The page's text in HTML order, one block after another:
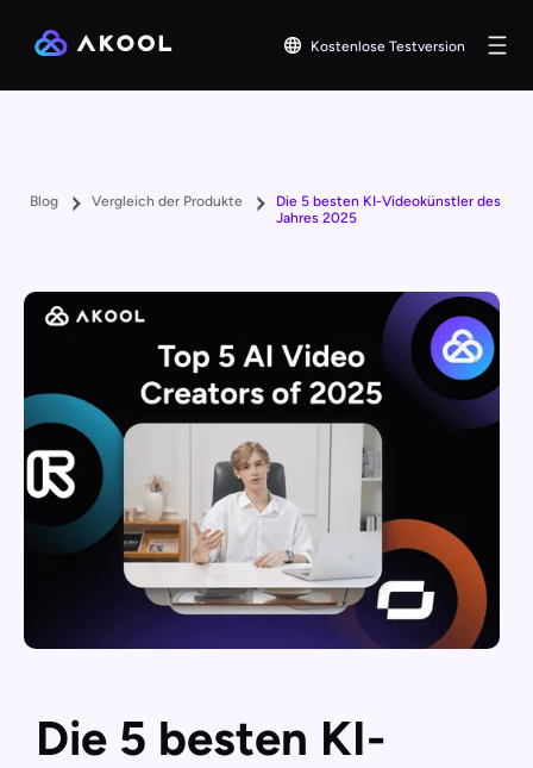
Kostenlose Testversion
Blog Vergleich der Produkte
Die 5 besten KI-Videokünstler des
Jahres 2025
Die 5 besten KI-